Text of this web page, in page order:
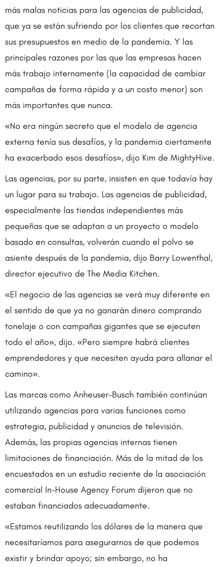
más malas noticias para las agencias de publicidad,
que ya se están sufriendo por los clientes que recortan
sus presupuestos en medio de la pandemia. Y las
principales razones por las que las empresas hacen
más trabajo internamente (la capacidad de cambiar
campañas de forma rápida y a un costo menor) son
más importantes que nunca.
«No era ningún secreto que el modelo de agencia
externa tenía sus desafíos, y la pandemia ciertamente
ha exacerbado esos desafíos», dijo Kim de MightyHive.
Las agencias, por su parte, insisten en que todavía hay
un lugar para su trabajo. Las agencias de publicidad,
especialmente las tiendas independientes más
pequeñas que se adaptan a un proyecto o modelo
basado en consultas, volverán cuando el polvo se
asiente después de la pandemia, dijo Barry Lowenthal,
director ejecutivo de The Media Kitchen.
«El negocio de las agencias se verá muy diferente en
el sentido de que ya no ganarán dinero comprando
tonelaje o con campañas gigantes que se ejecuten
todo el año», dijo. «Pero siempre habrá clientes
emprendedores y que necesiten ayuda para allanar el
camino».
Las marcas como Anheuser-Busch también continúan
utilizando agencias para varias funciones como
estrategia, publicidad y anuncios de televisión.
Además, las propias agencias internas tienen
limitaciones de financiación. Más de la mitad de los
encuestados en un estudio reciente de la asociación
comercial In-House Agency Forum dijeron que no
estaban financiados adecuadamente.
«Estamos reutilizando los dólares de la manera que
necesitaríamos para asegurarnos de que podemos
existir y brindar apoyo; sin embargo, no ha